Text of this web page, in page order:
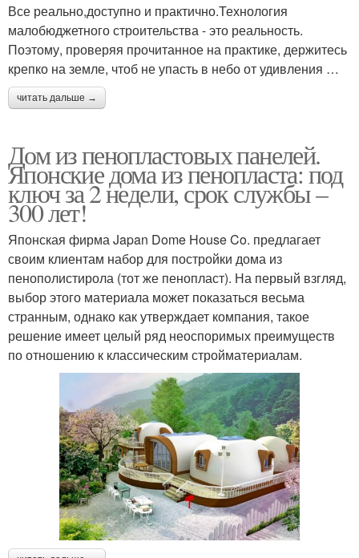
Все реально,доступно и практично.Технология
малобюджетного строительства - это реальность.
Поэтому, проверяя прочитанное на практике, держитесь
крепко на земле, чтоб не упасть в небо от удивления …
читать дальше →
Дом из пенопластовых панелей.
Японские дома из пенопласта: под
ключ за 2 недели, срок службы –
300 лет!
Японская фирма Japan Dome House Co. предлагает
своим клиентам набор для постройки дома из
пенополистирола (тот же пенопласт). На первый взгляд,
выбор этого материала может показаться весьма
странным, однако как утверждает компания, такое
решение имеет целый ряд неоспоримых преимуществ
по отношению к классическим стройматериалам.